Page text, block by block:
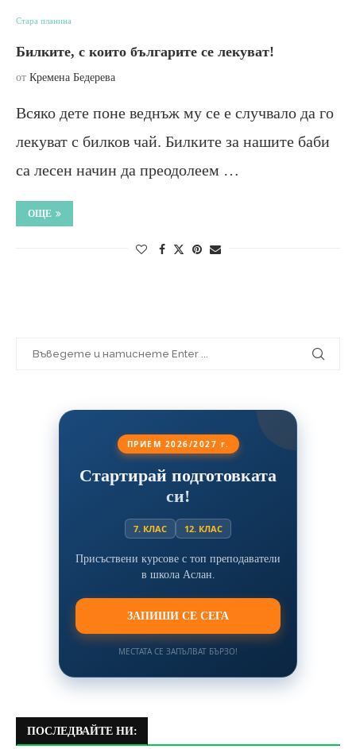
Стара планина
Билките, с които българите се лекуват!
от Кремена Бедерева
Всяко дете поне веднъж му се е случвало да го
лекуват с билков чай. Билките за нашите баби
са лесен начин да преодолеем …
ОЩЕ
ПРИЕМ 2026/2027 г.
Стартирай подготовката
си!
7. КЛАС 12. КЛАС
Присъствени курсове с топ преподаватели
в школа Аслан.
ЗАПИШИ СЕ СЕГА
МЕСТАТА СЕ ЗАПЪЛВАТ БЪРЗО!
ПОСЛЕДВАЙТЕ НИ: